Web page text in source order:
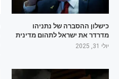
כישלון ההסברה של נתניהו
מדרדר את ישראל לתהום מדינית
יולי 31, 2025